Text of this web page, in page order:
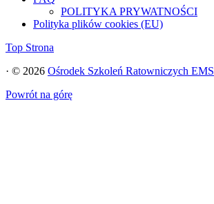
POLITYKA PRYWATNOŚCI
Polityka plików cookies (EU)
Top Strona
· © 2026 Ośrodek Szkoleń Ratowniczych EMS
Powrót na górę